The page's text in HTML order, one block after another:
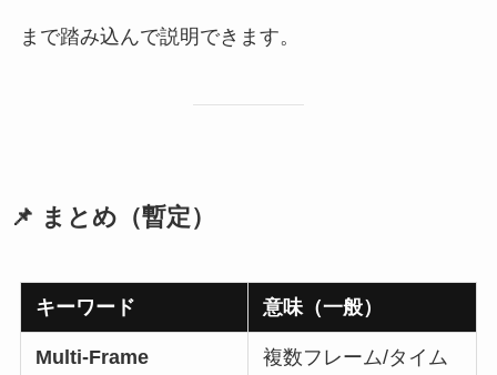
まで踏み込んで説明できます。
📌 まとめ（暫定）
キーワード 意味（一般）
Multi-Frame
複数フレーム/タイム